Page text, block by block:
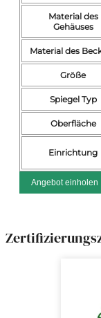
Material des
Gehäuses
Material des
Größe
Spiegel Typ
Oberfläche
Einrichtung
Angebot einholen